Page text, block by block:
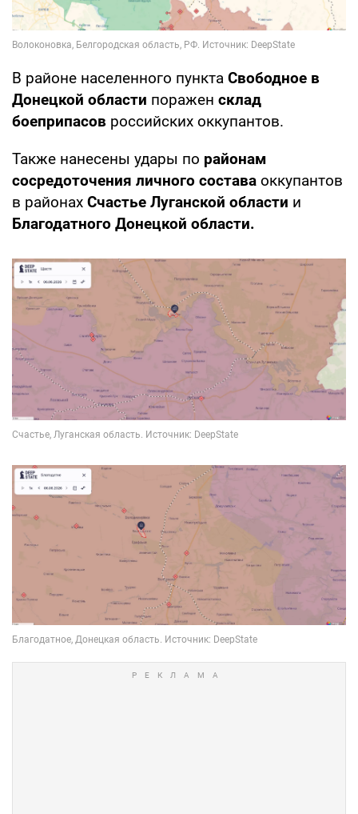
В районе населенного пункта Свободное в
Донецкой области поражен склад
боеприпасов российских оккупантов.
Также нанесены удары по районам
сосредоточения личного состава оккупантов
в районах Счастье Луганской области и
Благодатного Донецкой области.